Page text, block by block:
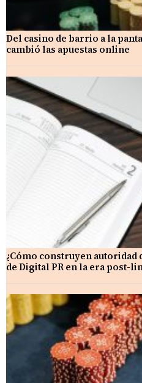
Del casino de barrio a la
cambió las apuestas online
¿Cómo construyen
de Digital PR en la era post-